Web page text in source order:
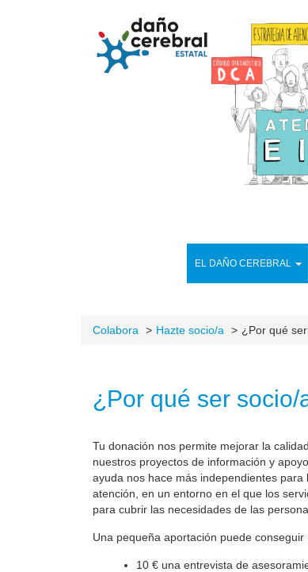
EL DAÑO CEREBRAL
Colabora Hazte socio/a ¿Por qué
¿Por qué ser socio/
Tu donación nos permite mejorar la
nuestros proyectos de información y
ayuda nos hace más independientes
atención, en un entorno en el que los
para cubrir las necesidades de las
Una pequeña aportación puede conseguir
10 € una entrevista de